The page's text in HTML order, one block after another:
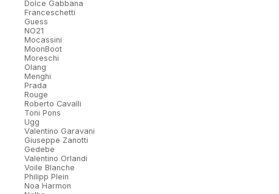
Dolce Gabbana
Franceschetti
Guess
NO21
Mocassini
MoonBoot
Moreschi
Olang
Menghi
Prada
Rouge
Roberto Cavalli
Toni Pons
Ugg
Valentino Garavani
Giuseppe Zanotti
Gedebe
Valentino Orlandi
Voile Blanche
Philipp Plein
Noa Harmon